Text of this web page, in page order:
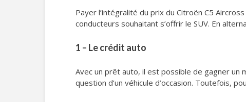
Payer l’intégralité du prix du Citroën C5
conducteurs souhaitant s’offrir le SUV. En
1 – Le crédit auto
Avec un prêt auto, il est possible de gagner un
question d’un véhicule d’occasion. Toutefois,